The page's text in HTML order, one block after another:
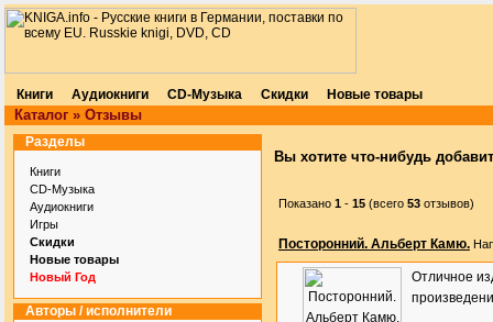
Книги Аудиокниги CD-Музыка Скидки Новые товары
Каталог » Отзывы
Разделы
Книги
CD-Музыка
Аудиокниги
Игры
Скидки
Новые товары
Новый Год
Авторы / исполнители
Вы хотите что-нибудь
Показано 1 - 15 (всего 53 отзывов)
Посторонний. Альберт Камю.
Отличное